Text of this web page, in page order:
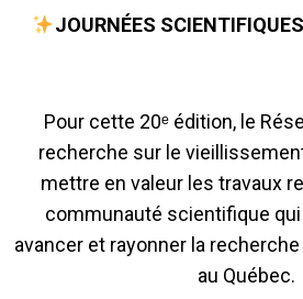
JOURNÉES
Pour cette 20ᵉ édition, le
recherche sur le
mettre en valeur les travaux
communauté scientifique
avancer et rayonner la
au Québec.